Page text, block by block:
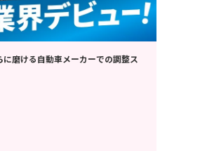
磨ける自動車メーカーでの調整ス